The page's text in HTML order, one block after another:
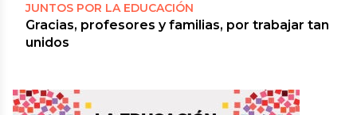
JUNTOS POR LA EDUCACIÓN
Gracias, profesores y familias, por trabajar tan
unidos